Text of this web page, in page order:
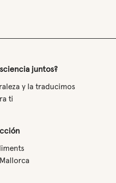
juntos?
y la traducimos
ti